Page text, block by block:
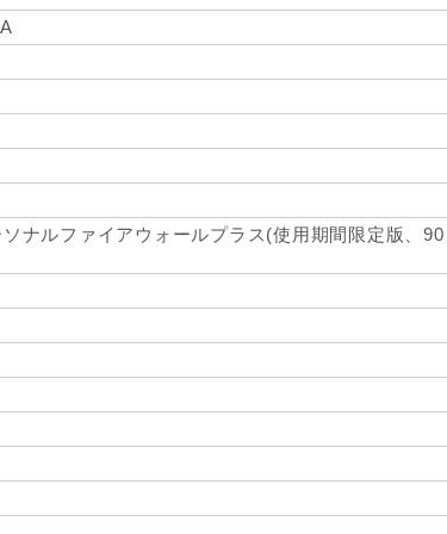
ナルファイアウォールプラス(使用期間限定版、